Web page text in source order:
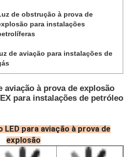
de obstrução à prova de
para instalações
de aviação para instalações de
aviação à prova de explosão
para instalações de petróleo
para aviação à prova de
explosão